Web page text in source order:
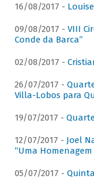
16/08/2017 -
09/08/2017 - VIII
Conde da Barca”
02/08/2017 -
26/07/2017 -
Villa-Lobos para
19/07/2017 -
12/07/2017 - Joel
“Uma
05/07/2017 -